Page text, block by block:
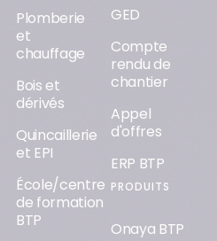
Plomberie
et
chauffage
Bois et
dérivés
Quincaillerie
et EPI
École/centre
de formation
BTP
GED
Compte
rendu de
chantier
Appel
d'offres
ERP BTP
PRODUITS
Onaya BTP